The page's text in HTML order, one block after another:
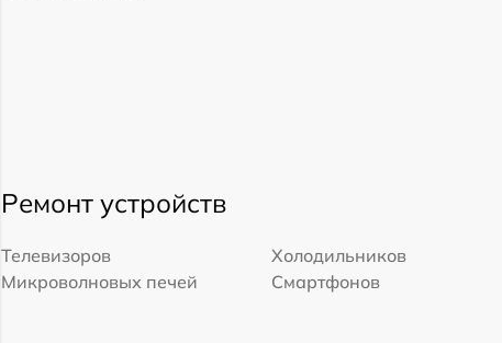
Ремонт устройств
Телевизоров Холодильников
Микроволновых печей
Смартфонов